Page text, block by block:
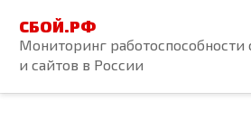
контенту
СБОЙ.РФ
Мониторинг работоспособности
и сайтов в России